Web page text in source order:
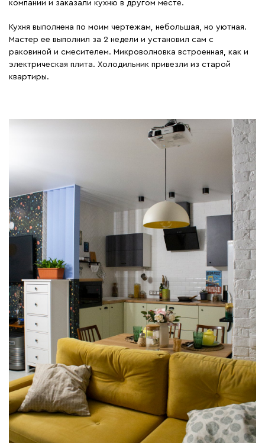
компании и заказали кухню в другом месте.
Кухня выполнена по моим чертежам, небольшая, но уютная.
Мастер ее выполнил за 2 недели и установил сам с
раковиной и смесителем. Микроволновка встроенная, как и
электрическая плита. Холодильник привезли из старой
квартиры.